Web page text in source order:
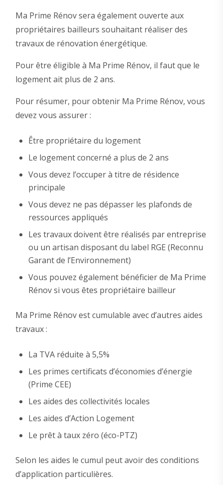
Ma Prime Rénov sera également ouverte aux
propriétaires bailleurs souhaitant réaliser des
travaux de rénovation énergétique.
Pour être éligible à Ma Prime Rénov, il faut que le
logement ait plus de 2 ans.
Pour résumer, pour obtenir Ma Prime Rénov, vous
devez vous assurer :
Être propriétaire du logement
Le logement concerné a plus de 2 ans
Vous devez l’occuper à titre de résidence
principale
Vous devez ne pas dépasser les plafonds de
ressources appliqués
Les travaux doivent être réalisés par entreprise
ou un artisan disposant du label RGE (Reconnu
Garant de l’Environnement)
Vous pouvez également bénéficier de Ma Prime
Rénov si vous êtes propriétaire bailleur
Ma Prime Rénov est cumulable avec d’autres aides
travaux :
La TVA réduite à 5,5%
Les primes certificats d’économies d’énergie
(Prime CEE)
Les aides des collectivités locales
Les aides d’Action Logement
Le prêt à taux zéro (éco-PTZ)
Selon les aides le cumul peut avoir des conditions
d’application particulières.